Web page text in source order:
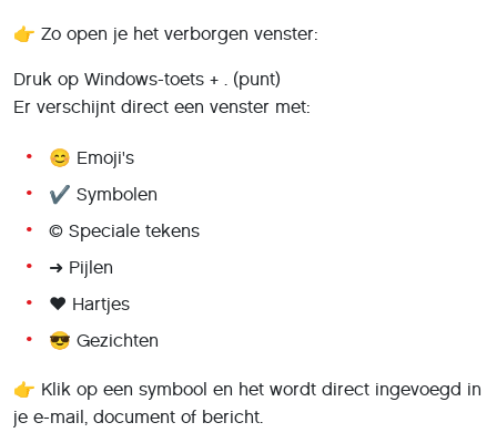
👉 Zo open je het verborgen venster:
Druk op Windows-toets + . (punt)
Er verschijnt direct een venster met:
😊 Emoji's
✔️ Symbolen
© Speciale tekens
➜ Pijlen
❤️ Hartjes
😎 Gezichten
👉 Klik op een symbool en het wordt direct ingevoegd in
je e-mail, document of bericht.